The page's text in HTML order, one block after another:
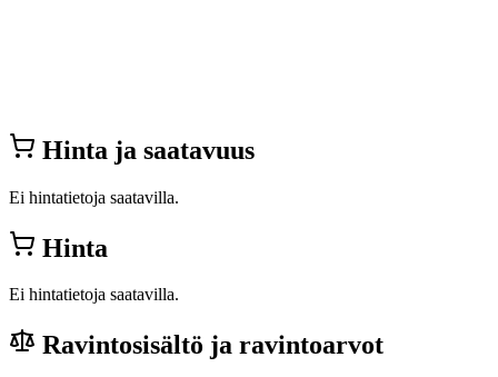
Hinta ja saatavuus
Ei hintatietoja saatavilla.
Hinta
Ei hintatietoja saatavilla.
Ravintosisältö ja ravintoarvot